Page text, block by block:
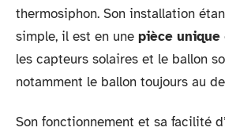
thermosiphon. Son installation
simple, il est en une pièce unique
les capteurs solaires et le ballon
notamment le ballon toujours au
Son fonctionnement et sa facilité